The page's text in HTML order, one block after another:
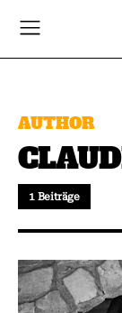
AUTHOR
1 Beiträge